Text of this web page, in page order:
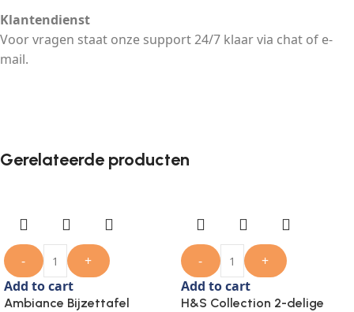
Klantendienst
Voor vragen staat onze support 24/7 klaar via chat of e-
mail.
Gerelateerde producten
-
+
Add to cart
Ambiance Bijzettafel
-
+
Add to cart
H&S Collection 2-delige